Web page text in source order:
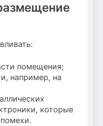
помещения;
например, на
которые